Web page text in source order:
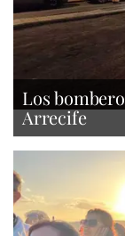
Los
Arrecife